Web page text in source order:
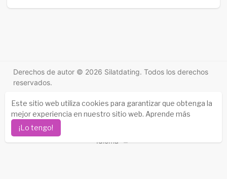
Este sitio web utiliza cookies para garantizar que obtenga la
mejor experiencia en nuestro sitio web. Aprende más
¡Lo tengo!
Derechos de autor © 2026 Silatdating. Todos los derechos
reservados.
Historias de éxito - Sobre nosotros - Condiciones -
Política de privacidad- Contacto - Preguntas frecuentes
Reembolso
Idioma